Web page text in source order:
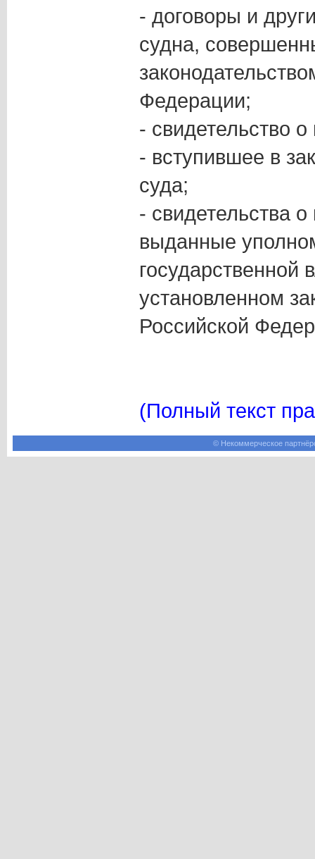
- договоры и
судна,
Федерации;
- свидетельство
- вступившее в
суда;
- свидетельства
выданные
государственной
установленном
Российской
(Полный текст
© Некоммерческое